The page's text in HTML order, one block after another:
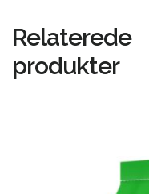
Relaterede
produkter